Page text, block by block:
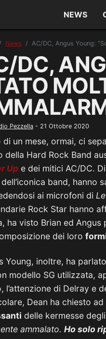
NEWS
News AC/DC, Angus Young:
DC,
Pezzella - 21 Ottobre 2020
di un mese, ormai, ci
della Hard Rock Band
Up e dei mitici AC/DC.
band, hanno
ai microfoni di
Rock Star hanno
ha visto Brian ed
dei loro
Young, inoltre, ha
modello SG utilizzata,
l’attenzione di Delray e
Dean ha chiesto
delle kermesse
ammalato. Ho solo